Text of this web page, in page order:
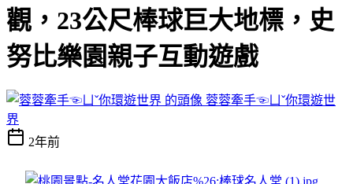
觀，23公尺棒球巨大地標，史
努比樂園親子互動遊戲
蓉蓉牽手☜ㄩˇ你環遊世
界
2年前